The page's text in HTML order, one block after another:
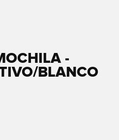
-
BLANCO